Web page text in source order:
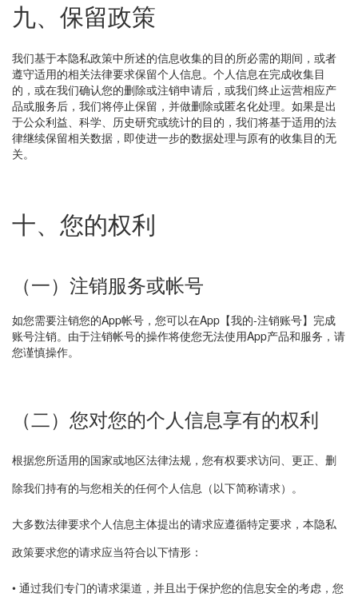
九、保留政策
我们基于本隐私政策中所述的信息收集的目的所必需的期间，或者
遵守适用的相关法律要求保留个人信息。个人信息在完成收集目
的，或在我们确认您的删除或注销申请后，或我们终止运营相应产
品或服务后，我们将停止保留，并做删除或匿名化处理。如果是出
于公众利益、科学、历史研究或统计的目的，我们将基于适用的法
律继续保留相关数据，即使进一步的数据处理与原有的收集目的无
关。
十、您的权利
（一）注销服务或帐号
如您需要注销您的App帐号，您可以在App【我的-注销账号】完成
账号注销。由于注销帐号的操作将使您无法使用App产品和服务，请
您谨慎操作。
（二）您对您的个人信息享有的权利
根据您所适用的国家或地区法律法规，您有权要求访问、更正、删
除我们持有的与您相关的任何个人信息（以下简称请求）。
大多数法律要求个人信息主体提出的请求应遵循特定要求，本隐私
政策要求您的请求应当符合以下情形：
• 通过我们专门的请求渠道，并且出于保护您的信息安全的考虑，您